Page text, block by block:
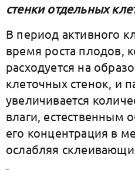
стенки отдельных
В период активного
время роста плодов,
расходуется на
клеточных стенок, и
увеличивается
влаги, естественным
его концентрация в
ослабляя